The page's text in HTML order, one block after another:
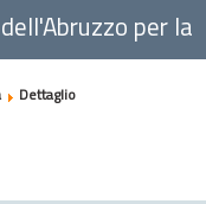
per la
Dettaglio